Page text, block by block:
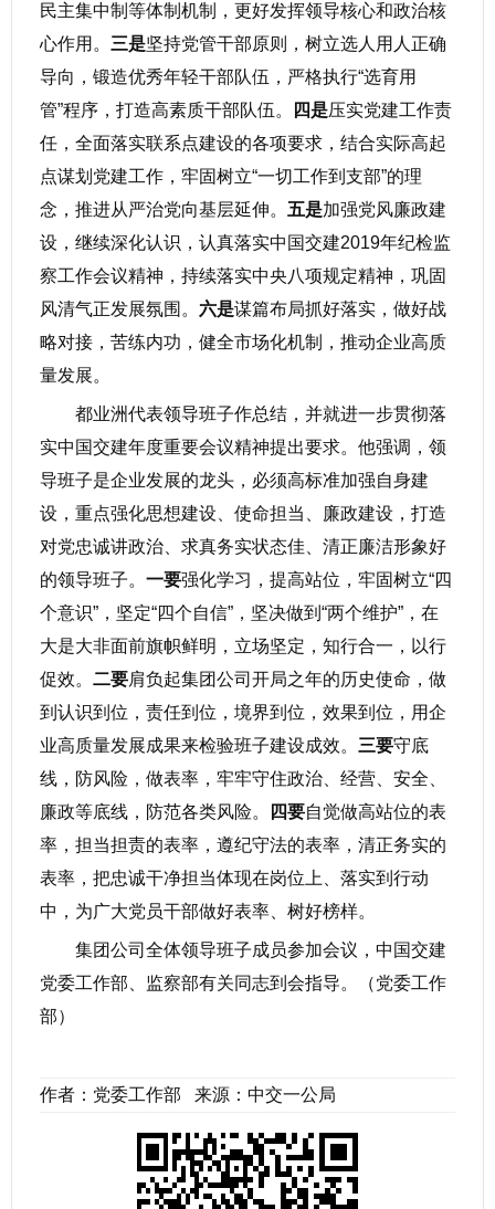
民主集中制等体制机制，更好发挥领导核心和政治核
心作用。 三是坚持党管干部原则，树立选人用人正确
导向，锻造优秀年轻干部队伍，严格执行“选育用
管”程序，打造高素质干部队伍。
四是压实党建工作责
任，全面落实联系点建设的各项要求，结合实际高起
点谋划党建工作，牢固树立“一切工作到支部”的理
念，推进从严治党向基层延伸。 五是加强党风廉政建
设，继续深化认识，认真落实中国交建2019年纪检监
察工作会议精神，持续落实中央八项规定精神，巩固
风清气正发展氛围。 六是谋篇布局抓好落实，做好战
略对接，苦练内功，健全市场化机制，推动企业高质
量发展。
都业洲代表领导班子作总结，并就进一步贯彻落
实中国交建年度重要会议精神提出要求。他强调，领
导班子是企业发展的龙头，必须高标准加强自身建
设，重点强化思想建设、使命担当、廉政建设，打造
对党忠诚讲政治、求真务实状态佳、清正廉洁形象好
的领导班子。 一要强化学习，提高站位，牢固树立“四
个意识”，坚定“四个自信”，坚决做到“两个维护”，在
大是大非面前旗帜鲜明，立场坚定，知行合一，以行
促效。 二要肩负起集团公司开局之年的历史使命，做
到认识到位，责任到位，境界到位，效果到位，用企
业高质量发展成果来检验班子建设成效。 三要守底
线，防风险，做表率，牢牢守住政治、经营、安全、
廉政等底线，防范各类风险。
四要自觉做高站位的表
率，担当担责的表率，遵纪守法的表率，清正务实的
表率，把忠诚干净担当体现在岗位上、落实到行动
中，为广大党员干部做好表率、树好榜样。
集团公司全体领导班子成员参加会议，中国交建
党委工作部、监察部有关同志到会指导。（党委工作
部）
作者：党委工作部 来源：中交一公局